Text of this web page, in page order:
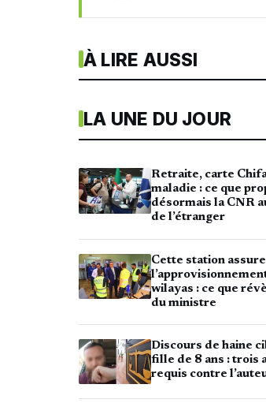
À LIRE AUSSI
LA UNE DU JOUR
Retraite, carte
maladie : ce que
désormais la CNR
de l’étranger
Cette station assure
wilayas : ce que
du ministre
Discours de haine
fille de 8 ans : trois
requis contre